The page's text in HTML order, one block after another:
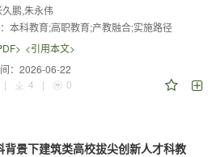
鹏,朱永伟
本科教育;高职教育;产教融合;实施路径
<引用本文>
： 2026-06-22
| 4 | 0
背景下建筑类高校拔尖创新人才科教